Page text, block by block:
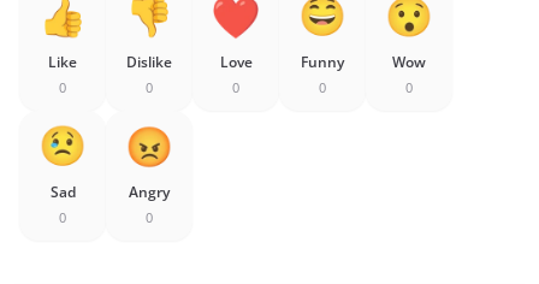
Like
0
Dislike
0
Love
0
Funny
0
Wow
0
Sad
0
Angry
0